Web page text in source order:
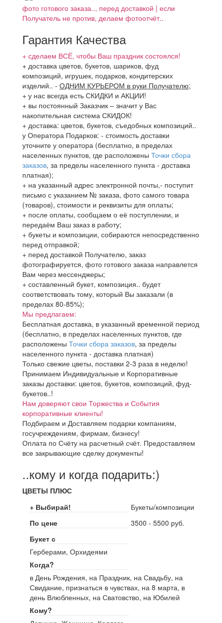
фото готового заказа.., перед доставкой | если
Получатель не против, делаем фотоотчёт..
Гарантия Качества
+ сделаем ВСЁ, чтобы Ваш праздник состоялся!
+ доставка цветов, букетов, шариков, фуд
композиций, игрушек, подарков, кондитерских
изделий.. - ОДНИМ КУРЬЕРОМ в руки Получателю;
+ у нас всегда есть СКИДКИ и АКЦИИ!
+ вы постоянный Заказчик – значит у Вас
накопительная система СКИДОК!
+ доставка: цветов, букетов, съедобных композиций..
у Оператора Подарков: - стоимость доставки
уточните у оператора (бесплатно, в пределах
населенных пунктов, где расположены Точки сбора
заказов, за пределы населенного пункта - доставка
платная);
+ на указанный адрес электронной почты,- поступит
письмо с указанием № заказа, фото самого товара
(товаров), стоимости и реквизиты для оплаты;
+ после оплаты, сообщаем о её поступлении, и
передаём Ваш заказ в работу;
+ букеты и композиции, собираются непосредственно
перед отправкой;
+ перед доставкой Получателю, заказ
фотографируется, фото готового заказа направлется
Вам через мессенджеры;
+ составленный букет, композиция.. будет
соответствовать тому, который Вы заказали (в
пределах 80-85%);
Мы предлагаем:
Бесплатная доставка, в указанный временной период
(бесплатно, в пределах населенных пунктов, где
расположены Точки сбора заказов, за пределы
населенного пункта - доставка платная)
Только свежие цветы, поставки 2-3 раза в неделю!
Принимаем Индивидуальные и Корпоративные
заказы доставки: цветов, букетов, композиций, фуд-
букетов..!
Нам доверяют свои Торжества и События
корпоративные клиенты!
Подбираем и Доставляем подарки компаниям,
госучреждениям, фирмам, бизнесу!
Оплата по Счёту на расчетный счёт. Предоставляем
все закрывающие сделку документы!
..кому и когда подарить:)
ЦВЕТЫ ПЛЮС
+ Выбирай!
Букеты/композиции
По цене
3500 - 5500 руб.
Букет с
Герберами, Орхидеями
Когда?
в День Рождения, на Праздник, на Свадьбу, на
Свидание, признаться в чувствах, на 8 марта, в
день Влюбленных, на Сватовство, на Юбилей
Кому?